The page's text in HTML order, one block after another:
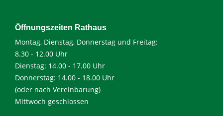
Öffnungszeiten Rathaus
Montag, Dienstag, Donnerstag und Freitag:
8.30 - 12.00 Uhr
Dienstag: 14.00 - 17.00 Uhr
Donnerstag: 14.00 - 18.00 Uhr
(oder nach Vereinbarung)
Mittwoch geschlossen